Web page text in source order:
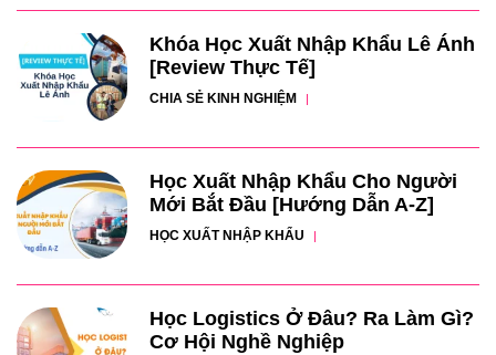
Khóa Học Xuất Nhập Khẩu Lê Ánh
[Review Thực Tế]
CHIA SẺ KINH NGHIỆM
Học Xuất Nhập Khẩu Cho Người
Mới Bắt Đầu [Hướng Dẫn A-Z]
HỌC XUẤT NHẬP KHẨU
Học Logistics Ở Đâu? Ra Làm Gì?
Cơ Hội Nghề Nghiệp